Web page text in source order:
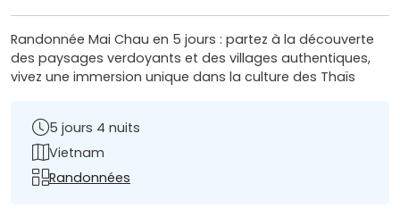
Randonnée Mai Chau en 5 jours : partez à la découverte
des paysages verdoyants et des villages authentiques,
vivez une immersion unique dans la culture des Thaïs
5 jours 4 nuits
Vietnam
Randonnées